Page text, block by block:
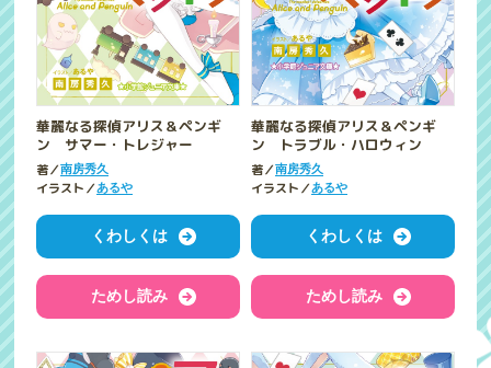
華麗なる探偵アリス＆ペンギ
ン サマー・トレジャー
著／南房秀久
イラスト／あるや
くわしくは
ためし読み
華麗なる探偵アリス＆ペンギ
ン トラブル・ハロウィン
著／南房秀久
イラスト／あるや
くわしくは
ためし読み